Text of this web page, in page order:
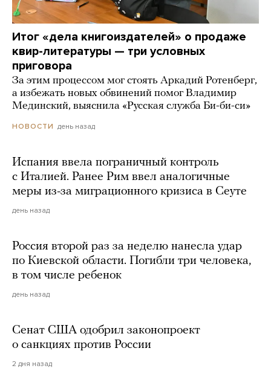
Итог «дела книгоиздателей» о продаже
квир-литературы — три условных
приговора
За этим процессом мог стоять Аркадий Ротенберг,
а избежать новых обвинений помог Владимир
Мединский, выяснила «Русская служба Би-би-си»
НОВОСТИ день назад
Испания ввела пограничный контроль
с Италией. Ранее Рим ввел аналогичные
меры из-за миграционного кризиса в Сеуте
день назад
Россия второй раз за неделю нанесла удар
по Киевской области. Погибли три человека,
в том числе ребенок
день назад
Сенат США одобрил законопроект
о санкциях против России
2 дня назад